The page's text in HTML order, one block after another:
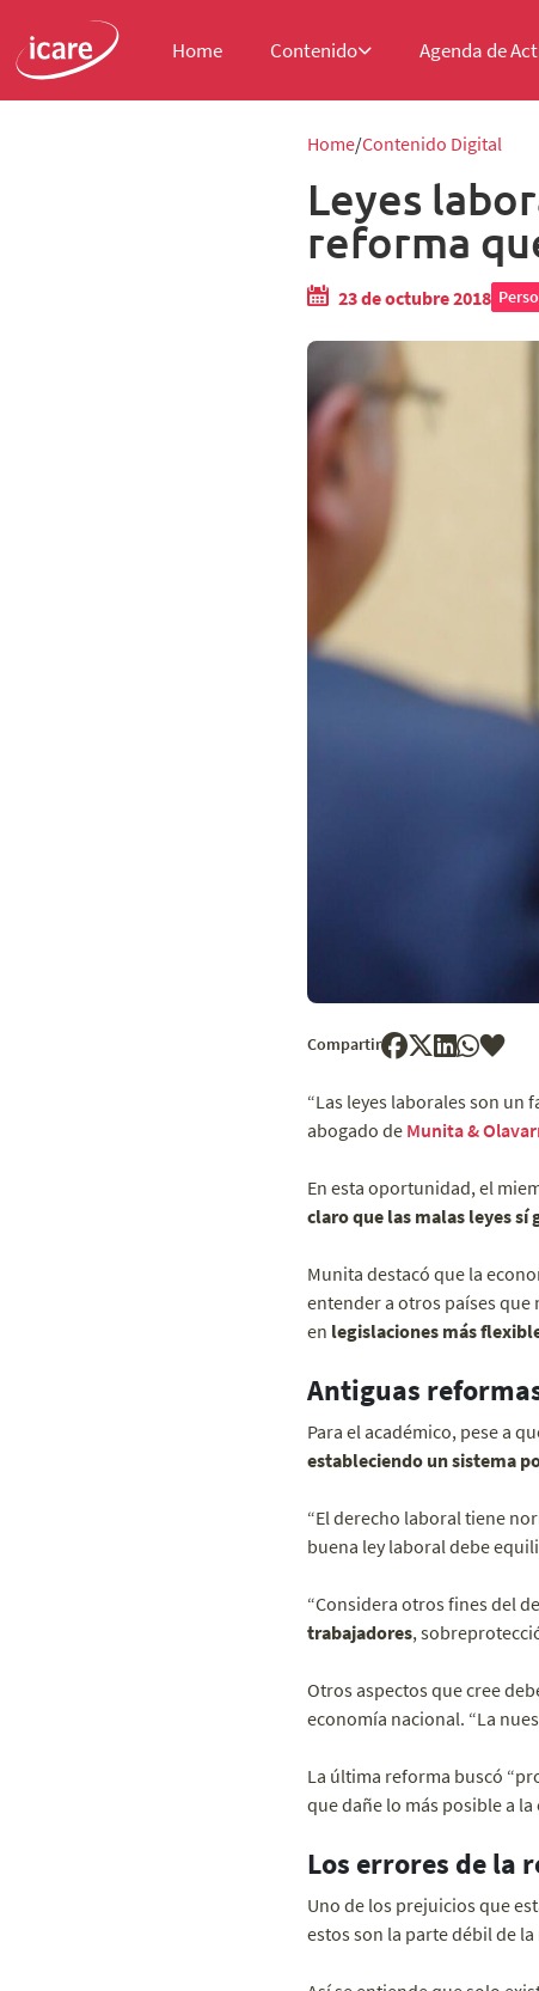
Home Contenido Agenda de
Home Contenido Digital
Leyes
reforma
23 de octubre 2018
Compartir
“Las leyes laborales son un
abogado de Munita &
En esta oportunidad, el
claro que las malas leyes
Munita destacó que la
entender a otros países
en legislaciones más
Antiguas
Para el académico, pese a
estableciendo un sistema
“El derecho laboral tiene
buena ley laboral debe
“Considera otros fines del
trabajadores,
Otros aspectos que cree
economía nacional. “La
La última reforma buscó
que dañe lo más posible a
Los errores de la
Uno de los prejuicios que
estos son la parte débil de